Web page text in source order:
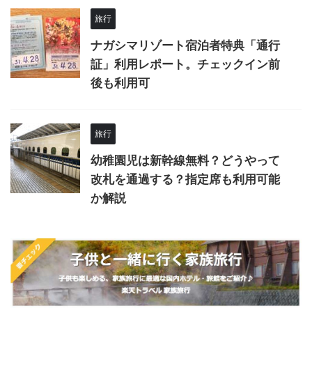
旅行
ナガシマリゾート宿泊者特典「通行
証」利用レポート。チェックイン前
後も利用可
旅行
幼稚園児は新幹線無料？どうやって
改札を通過する？指定席も利用可能
か解説